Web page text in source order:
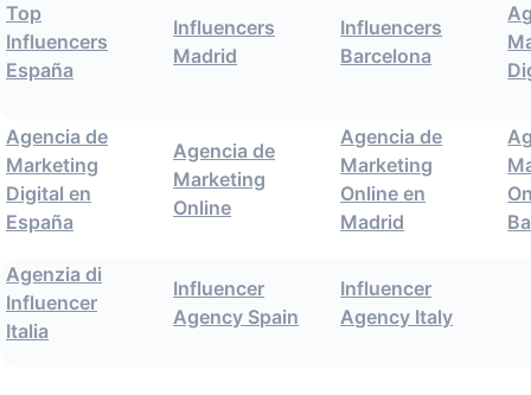
Top
Influencers
España
Influencers
Madrid
Influencers
Barcelona
Agencia de
Marketing
Digital en
España
Agencia de
Marketing
Online
Agencia de
Marketing
Online en
Madrid
Agenzia di
Influencer
Italia
Influencer
Agency Spain
Influencer
Agency Italy